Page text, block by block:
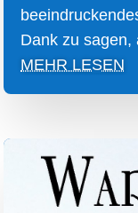
Dank zu sagen,
MEHR LESEN